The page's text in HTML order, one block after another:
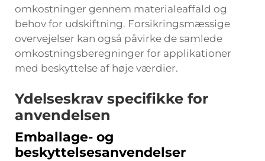
omkostninger gennem materialeaffald og
behov for udskiftning. Forsikringsmæssige
overvejelser kan også påvirke de samlede
omkostningsberegninger for applikationer
med beskyttelse af høje værdier.
Ydelseskrav specifikke for
anvendelsen
Emballage- og
beskyttelsesanvendelser